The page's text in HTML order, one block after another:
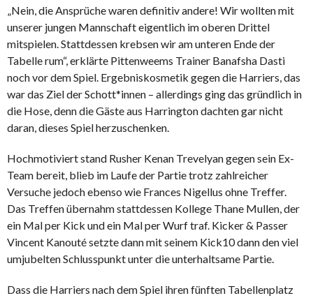
„Nein, die Ansprüche waren definitiv andere! Wir wollten mit
unserer jungen Mannschaft eigentlich im oberen Drittel
mitspielen. Stattdessen krebsen wir am unteren Ende der
Tabelle rum“, erklärte Pittenweems Trainer Banafsha Dasti
noch vor dem Spiel. Ergebniskosmetik gegen die Harriers, das
war das Ziel der Schott*innen – allerdings ging das gründlich in
die Hose, denn die Gäste aus Harrington dachten gar nicht
daran, dieses Spiel herzuschenken.
Hochmotiviert stand Rusher Kenan Trevelyan gegen sein Ex-
Team bereit, blieb im Laufe der Partie trotz zahlreicher
Versuche jedoch ebenso wie Frances Nigellus ohne Treffer.
Das Treffen übernahm stattdessen Kollege Thane Mullen, der
ein Mal per Kick und ein Mal per Wurf traf. Kicker & Passer
Vincent Kanouté setzte dann mit seinem Kick10 dann den viel
umjubelten Schlusspunkt unter die unterhaltsame Partie.
Dass die Harriers nach dem Spiel ihren fünften Tabellenplatz